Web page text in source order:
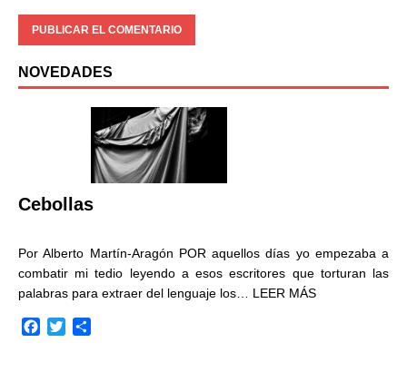
NOVEDADES
Cebollas
Por Alberto Martín-Aragón POR aquellos días yo empezaba a
combatir mi tedio leyendo a esos escritores que torturan las
palabras para extraer del lenguaje los… LEER MÁS